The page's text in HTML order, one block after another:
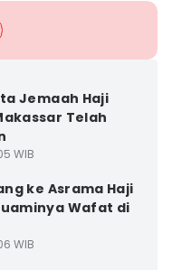
Jemaah Haji
Telah
WIB
ke Asrama Haji
Wafat di
WIB